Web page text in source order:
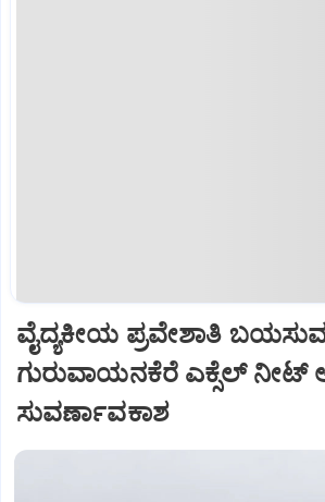
ವೈದ್ಯಕೀಯ ಪ್ರವೇಶಾತಿ
ಗುರುವಾಯನಕೆರೆ ಎಕ್ಸೆಲ್
ಸುವರ್ಣಾವಕಾಶ